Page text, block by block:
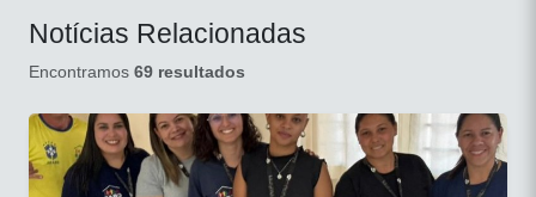
Notícias Relacionadas
Encontramos 69 resultados